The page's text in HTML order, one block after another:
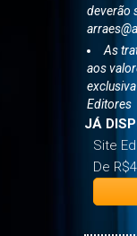
As
deverão
As
aos
Editores
JÁ
Site
De